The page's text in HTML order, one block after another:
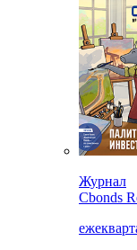
Журнал
Cbonds